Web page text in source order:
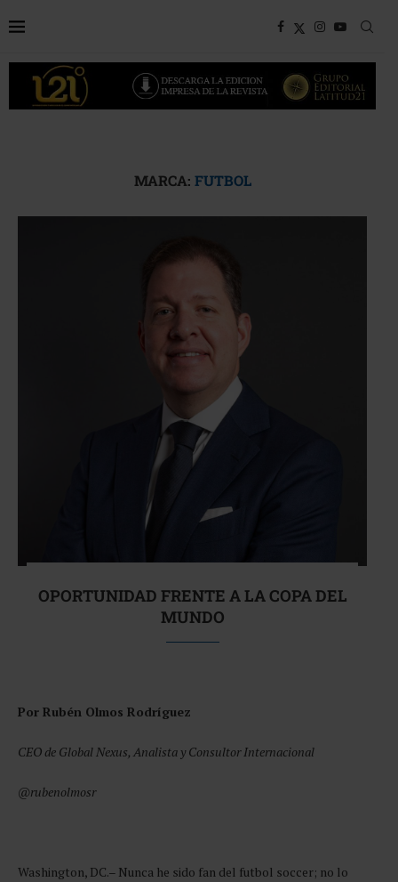
MARCA: FUTBOL
OPORTUNIDAD FRENTE A LA COPA DEL
MUNDO
Por Rubén Olmos Rodríguez
CEO de Global Nexus, Analista y Consultor Internacional
@rubenolmosr
Washington, DC.– Nunca he sido fan del futbol soccer; no lo